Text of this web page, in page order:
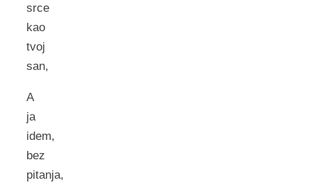
srce
kao
tvoj
san,
A
ja
idem,
bez
pitanja,